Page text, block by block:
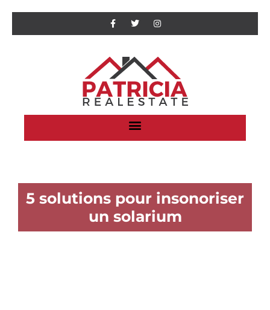
5 solutions pour insonoriser
un solarium